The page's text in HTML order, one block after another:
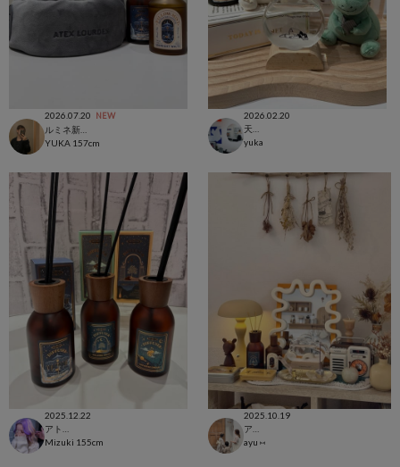
2026.07.20 NEW
YUKA 157cm
2026.02.20
yuka
2025.12.22
Mizuki 155cm
2025.10.19
ayu ⑅